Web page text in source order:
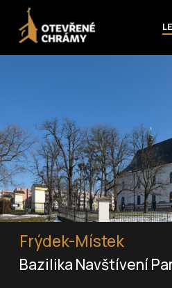
Frýdek-Místek
Bazilika Navštívení